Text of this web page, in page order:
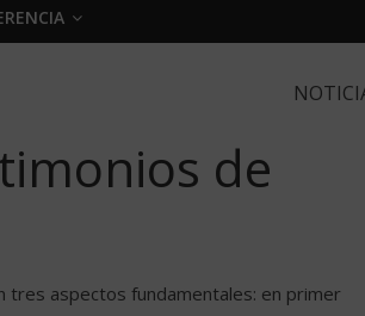
de
tres aspectos fundamentales: en primer